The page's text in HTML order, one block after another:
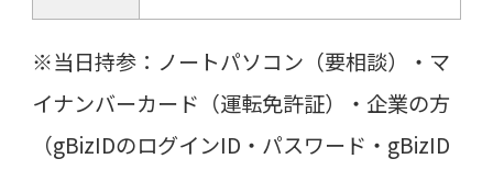
※当日持参：ノートパソコン（要相談）・マ
イナンバーカード（運転免許証）・企業の方
（gBizIDのログインID・パスワード・gBizID